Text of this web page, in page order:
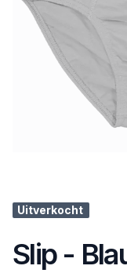
Uitverkocht
Slip -